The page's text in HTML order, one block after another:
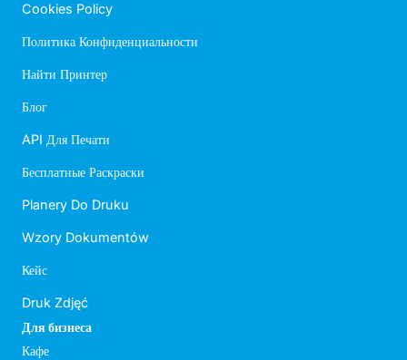
Cookies Policy
Политика Конфиденциальности
Найти Принтер
Блог
API Для Печати
Бесплатные Раскраски
Planery Do Druku
Wzory Dokumentów
Кейс
Druk Zdjęć
Для бизнеса
Кафе